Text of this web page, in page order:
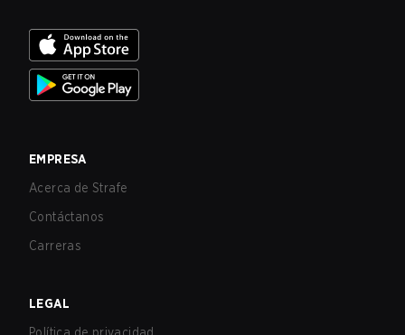
EMPRESA
Acerca de Strafe
Contáctanos
Carreras
LEGAL